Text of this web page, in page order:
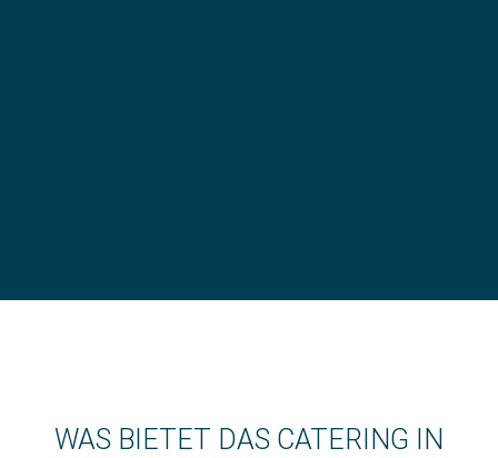
WAS BIETET DAS CATERING IN